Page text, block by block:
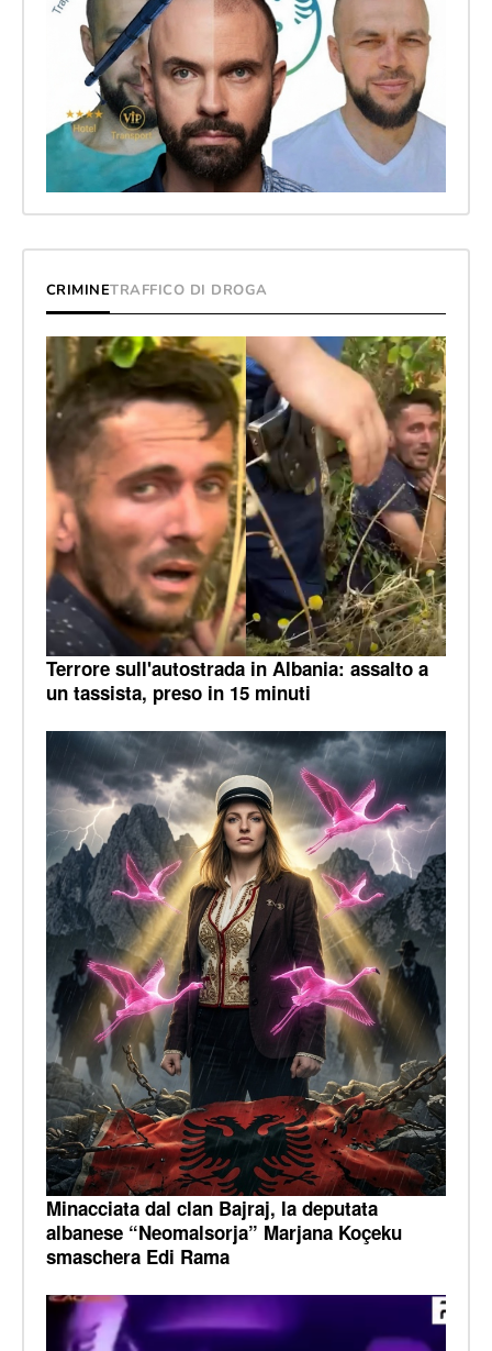
CRIMINETRAFFICO DI DROGA
Terrore sull'autostrada in Albania: assalto a
un tassista, preso in 15 minuti
Minacciata dal clan Bajraj, la deputata
albanese “Neomalsorja” Marjana Koçeku
smaschera Edi Rama